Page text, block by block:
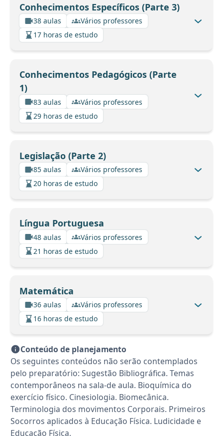
Conhecimentos Específicos (Parte 3)
38 aulas
Vários professores
17 horas de estudo
Conhecimentos Pedagógicos (Parte
1)
83 aulas
Vários professores
29 horas de estudo
Legislação (Parte 2)
85 aulas
Vários professores
20 horas de estudo
Língua Portuguesa
48 aulas
Vários professores
21 horas de estudo
Matemática
36 aulas
Vários professores
16 horas de estudo
Conteúdo de planejamento
Os seguintes conteúdos não serão contemplados
pelo preparatório: Sugestão Bibliográfica. Temas
contemporâneos na sala-de aula. Bioquímica do
exercício físico. Cinesiologia. Biomecânica.
Terminologia dos movimentos Corporais. Primeiros
Socorros aplicados à Educação Física. Ludicidade e
Educação Física.